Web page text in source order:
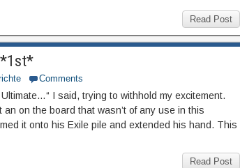
Read Post
*1st*
Comments
I said, trying to withhold my excitement.
on the board that wasn’t of any use in this
it onto his Exile pile and extended his hand. This
Read Post